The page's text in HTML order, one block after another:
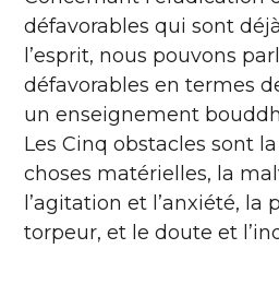
défavorables qui sont
l’esprit, nous pouvons
défavorables en termes
un enseignement
Les Cinq obstacles sont
choses matérielles, la
l’agitation et l’anxiété, la
torpeur, et le doute et